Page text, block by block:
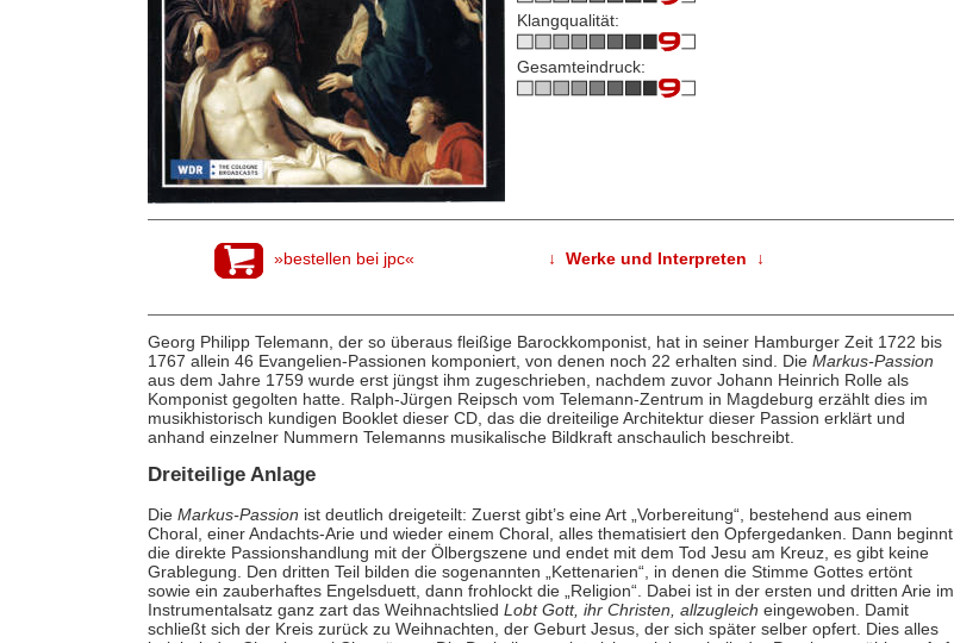
Klangqualität:
Gesamteindruck:
»bestellen bei jpc« ↓ Werke und Interpreten ↓
Georg Philipp Telemann, der so überaus fleißige Barockkomponist, hat in seiner Hamburger Zeit 1722 bis
1767 allein 46 Evangelien-Passionen komponiert, von denen noch 22 erhalten sind. Die Markus-Passion
aus dem Jahre 1759 wurde erst jüngst ihm zugeschrieben, nachdem zuvor Johann Heinrich Rolle als
Komponist gegolten hatte. Ralph-Jürgen Reipsch vom Telemann-Zentrum in Magdeburg erzählt dies im
musikhistorisch kundigen Booklet dieser CD, das die dreiteilige Architektur dieser Passion erklärt und
anhand einzelner Nummern Telemanns musikalische Bildkraft anschaulich beschreibt.
Dreiteilige Anlage
Die Markus-Passion ist deutlich dreigeteilt: Zuerst gibt’s eine Art „Vorbereitung“, bestehend aus einem
Choral, einer Andachts-Arie und wieder einem Choral, alles thematisiert den Opfergedanken. Dann beginnt
die direkte Passionshandlung mit der Ölbergszene und endet mit dem Tod Jesu am Kreuz, es gibt keine
Grablegung. Den dritten Teil bilden die sogenannten „Kettenarien“, in denen die Stimme Gottes ertönt
sowie ein zauberhaftes Engelsduett, dann frohlockt die „Religion“. Dabei ist in der ersten und dritten Arie im
Instrumentalsatz ganz zart das Weihnachtslied Lobt Gott, ihr Christen, allzugleich eingewoben. Damit
schließt sich der Kreis zurück zu Weihnachten, der Geburt Jesus, der sich später selber opfert. Dies alles